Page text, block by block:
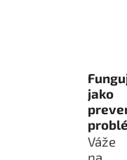
jako
Váže